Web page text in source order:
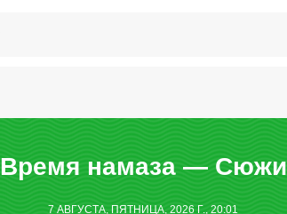
Время намаза — Сюжи
7 АВГУСТА, ПЯТНИЦА, 2026 Г., 20:01